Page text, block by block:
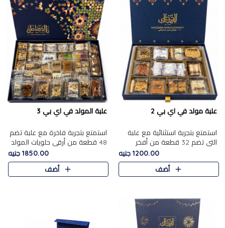
علبة مولد في اي بي 2
استمتع بتجربة استثنائية مع علبة
التي تضم 32 قطعة من أفخر
حلويات المولد الشرقية، في تشكيلة
تجمع بين الأصالة والاختيارات
الفاخرة. تحتوي العلبة..
1200.00 جنيه
أضف
علبة المولد في اي بي 3
استمتع بتجربة فاخرة مع علبة تضم
48 قطعة من أرقى حلويات المولد
الشرقية، في تشكيلة تجمع بين
الأصناف التقليدية الفاخرة والاختيارات
1850.00 جنيه
أضف